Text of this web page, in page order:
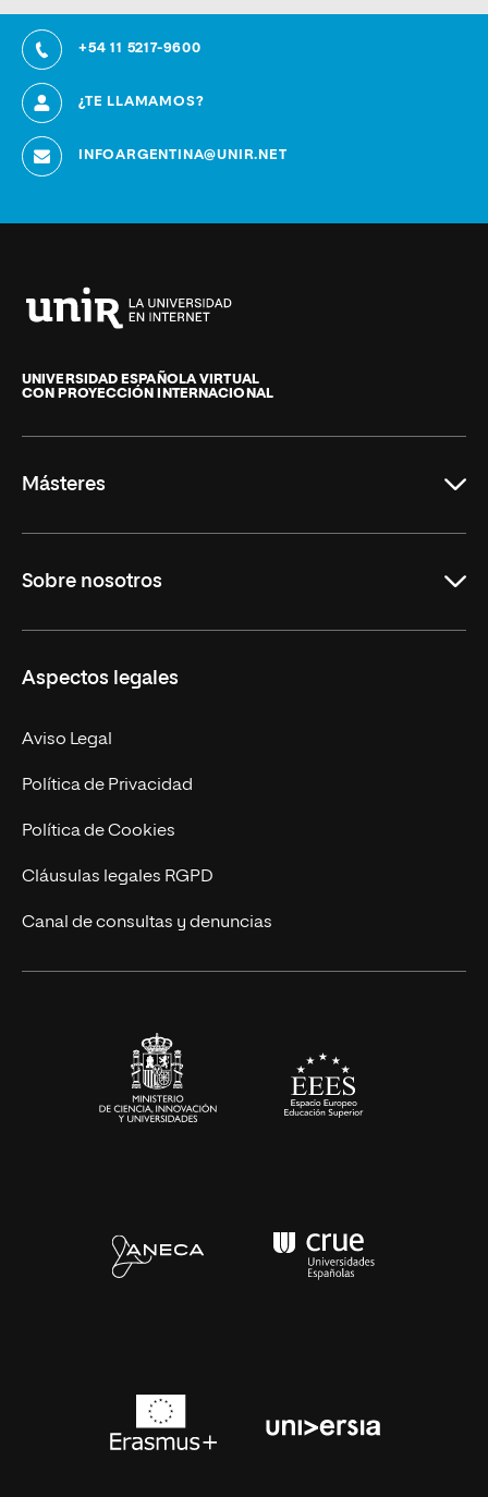
+54 11 5217-9600
¿TE LLAMAMOS?
INFOARGENTINA@UNIR.NET
de
La
UNIVERSIDAD ESPAÑOLA VIRTUAL
CON PROYECCIÓN INTERNACIONAL
Másteres
Derecho
Empresa
MBA
Marketing y Comunicación
Ingeniería
Diseño
Ciencias de la Salud
Sobre nosotros
Nuestro Equipo
Contacto
Aspectos legales
Aviso Legal
Política de Privacidad
Política de Cookies
Cláusulas legales RGPD
Canal de consultas y denuncias